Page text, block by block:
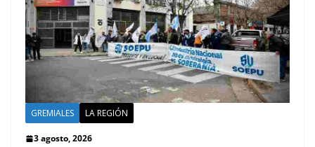
GREMIALES LA REGIÓN
3 agosto, 2026